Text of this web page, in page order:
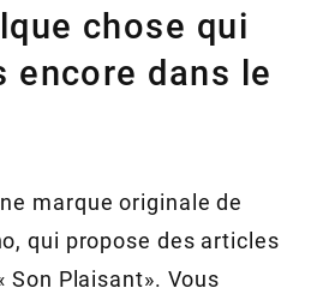
chose qui
encore dans le
marque originale de
qui propose des articles
Son Plaisant». Vous